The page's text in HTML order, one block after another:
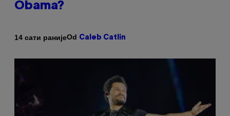
Obama?
14 сати ранијеOd Caleb Catlin